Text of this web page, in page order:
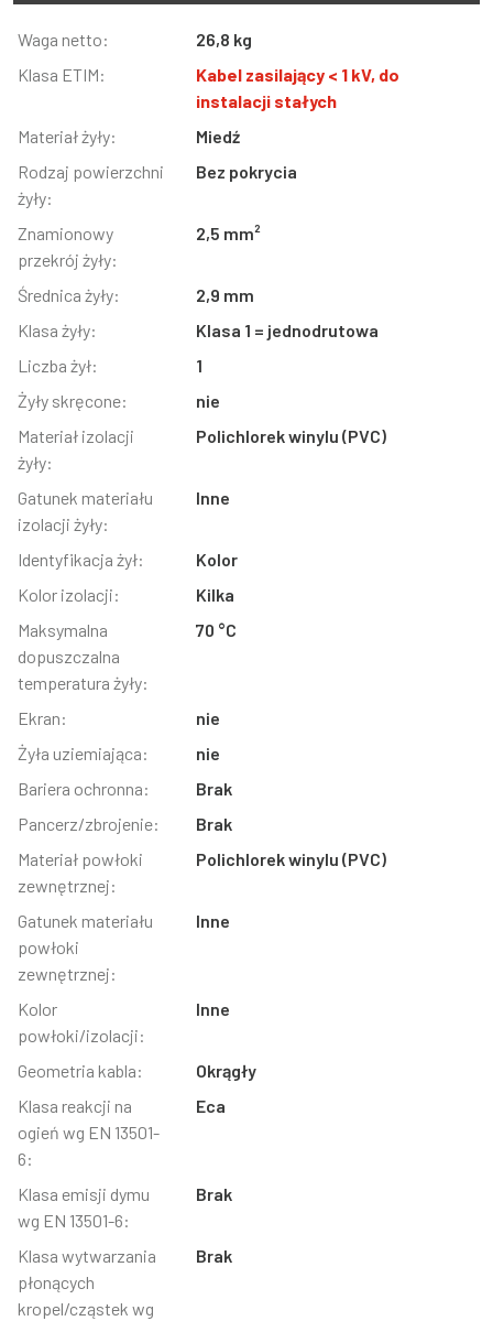
Informacja
Wartość
Waga netto:
26,8 kg
Klasa ETIM:
Kabel zasilający < 1 kV, do
instalacji stałych
Materiał żyły:
Miedź
Rodzaj powierzchni
żyły:
Bez pokrycia
Znamionowy
przekrój żyły:
2,5 mm²
Średnica żyły:
2,9 mm
Klasa żyły:
Klasa 1 = jednodrutowa
Liczba żył:
1
Żyły skręcone:
nie
Materiał izolacji
żyły:
Polichlorek winylu (PVC)
Gatunek materiału
izolacji żyły:
Inne
Identyfikacja żył:
Kolor
Kolor izolacji:
Kilka
Maksymalna
dopuszczalna
temperatura żyły:
70 °C
Ekran:
nie
Żyła uziemiająca:
nie
Bariera ochronna:
Brak
Pancerz/zbrojenie:
Brak
Materiał powłoki
zewnętrznej:
Polichlorek winylu (PVC)
Gatunek materiału
powłoki
zewnętrznej:
Inne
Kolor
powłoki/izolacji:
Inne
Geometria kabla:
Okrągły
Klasa reakcji na
ogień wg EN 13501-
6:
Eca
Klasa emisji dymu
wg EN 13501-6:
Brak
Klasa wytwarzania
płonących
kropel/cząstek wg
Brak